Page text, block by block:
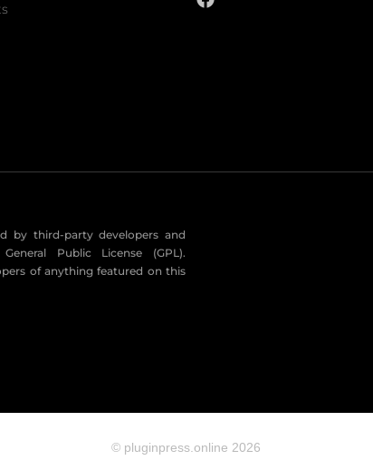
by third-party developers and
Public License (GPL).
of anything featured on this
© pluginpress.online 2026